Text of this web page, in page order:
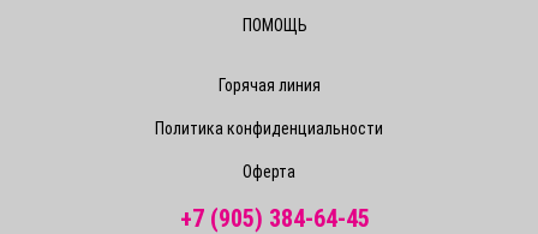
ПОМОЩЬ
Горячая линия
Политика конфиденциальности
Оферта
+7 (905) 384-64-45